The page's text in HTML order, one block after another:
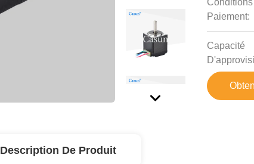
Paiement:
Capacité
Description De Produit